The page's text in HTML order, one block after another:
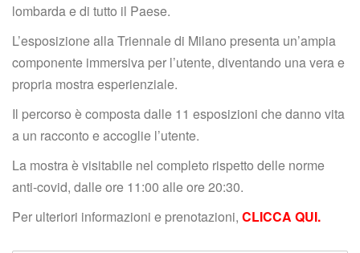
lombarda e di tutto il Paese.
L’esposizione alla Triennale di Milano presenta un’ampia
componente immersiva per l’utente, diventando una vera e
propria mostra esperienziale.
Il percorso è composta dalle 11 esposizioni che danno vita
a un racconto e accoglie l’utente.
La mostra è visitabile nel completo rispetto delle norme
anti-covid, dalle ore 11:00 alle ore 20:30.
Per ulteriori informazioni e prenotazioni, CLICCA QUI.